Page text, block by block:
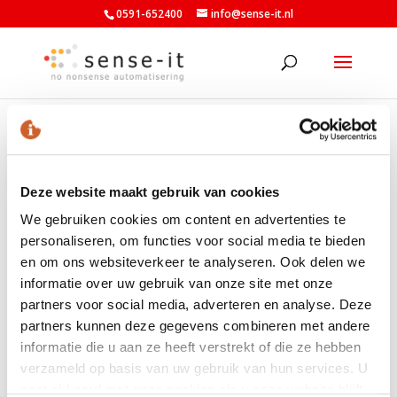
Deze website maakt gebruik van cookies
We gebruiken cookies om content en advertenties te
personaliseren, om functies voor social media te bieden
en om ons websiteverkeer te analyseren. Ook delen we
informatie over uw gebruik van onze site met onze
partners voor social media, adverteren en analyse. Deze
partners kunnen deze gegevens combineren met andere
informatie die u aan ze heeft verstrekt of die ze hebben
verzameld op basis van uw gebruik van hun services. U
0591-652400 info@sense-it.nl
rtvnoord
LAATSTE NIEUWS
Nieuwe minimumuurlonen per 1 juli beschikbaar in
Exact
Nieuw banknummer belastingdienst per 1 mei 2026
Elektronische aangiften vanaf 1 april 2026 per
vernieuwde Digipoort